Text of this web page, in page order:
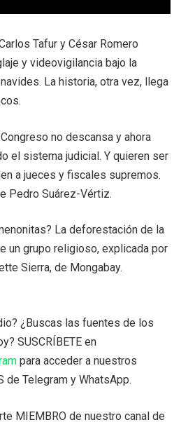
Tafur y César Romero
y videovigilancia bajo la
La historia, otra vez, llega
no descansa y ahora
el sistema judicial. Y quieren ser
a jueces y fiscales supremos.
Pedro Suárez-Vértiz.
La deforestación de la
un grupo religioso, explicada por
Sierra, de Mongabay.
¿Buscas las fuentes de los
SUSCRÍBETE en
para acceder a nuestros
de Telegram y WhatsApp.
MIEMBRO de nuestro canal de